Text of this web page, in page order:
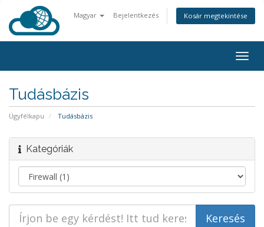
Magyar Bejelentkezés Kosár megtekintése
Tudásbázis
Ügyfélkapu Tudásbázis
Kategóriák